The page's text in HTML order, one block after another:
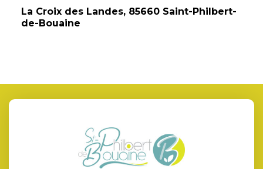
La Croix des Landes, 85660 Saint-Philbert-
de-Bouaine